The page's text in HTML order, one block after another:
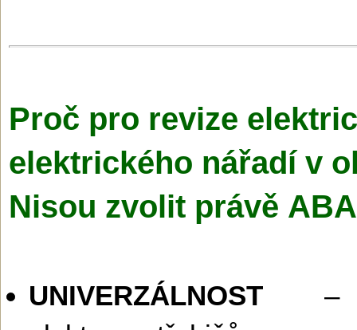
Proč pro revize
elektrického nářadí v
Nisou zvolit právě
UNIVERZÁLNOST –